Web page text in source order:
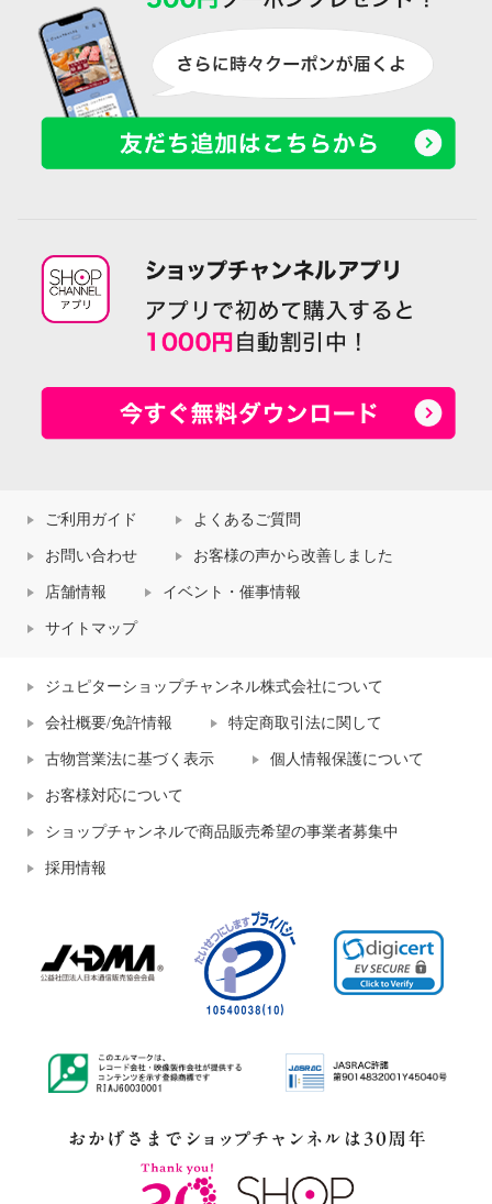
ご利用ガイド よくあるご質問
お問い合わせ お客様の声から改善しました
店舗情報 イベント・催事情報
サイトマップ
ジュピターショップチャンネル株式会社について
会社概要/免許情報 特定商取引法に関して
古物営業法に基づく表示 個人情報保護について
お客様対応について
ショップチャンネルで商品販売希望の事業者募集中
採用情報